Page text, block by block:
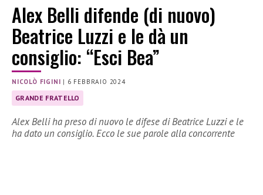
Alex Belli difende (di nuovo)
Beatrice Luzzi e le dà un
consiglio: “Esci Bea”
NICOLÒ FIGINI | 6 FEBBRAIO 2024
GRANDE FRATELLO
Alex Belli ha preso di nuovo le difese di Beatrice Luzzi e le
ha dato un consiglio. Ecco le sue parole alla concorrente